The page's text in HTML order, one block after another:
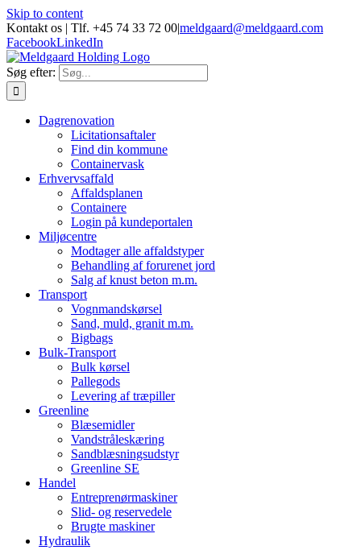
Skip to content
Kontakt os | Tlf. +45 74 33 72 00|meldgaard@meldgaard.com
FacebookLinkedIn
Søg efter:
Dagrenovation
Licitationsaftaler
Find din kommune
Containervask
Erhvervsaffald
Affaldsplanen
Containere
Login på kundeportalen
Miljøcentre
Modtager alle affaldstyper
Behandling af forurenet jord
Salg af knust beton m.m.
Transport
Vognmandskørsel
Sand, muld, granit m.m.
Bigbags
Bulk-Transport
Bulk kørsel
Pallegods
Levering af træpiller
Greenline
Blæsemidler
Vandstråleskæring
Sandblæsningsudstyr
Greenline SE
Handel
Entreprenørmaskiner
Slid- og reservedele
Brugte maskiner
Hydraulik